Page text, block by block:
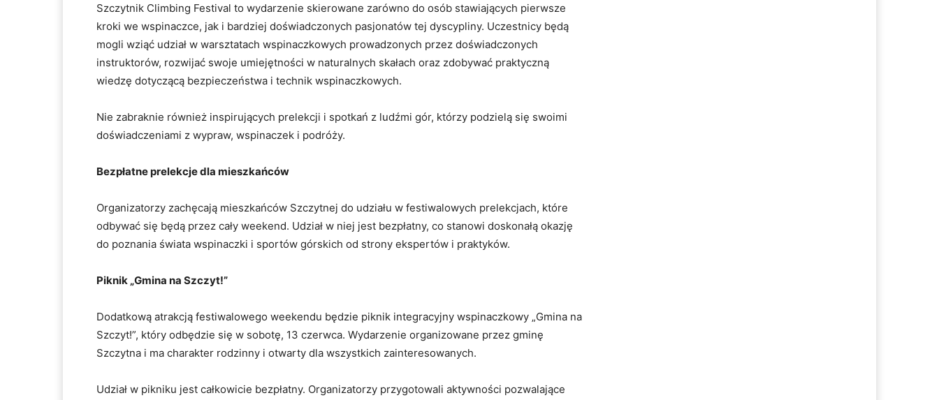
Szczytnik Climbing Festival to wydarzenie skierowane zarówno do osób stawiających pierwsze
kroki we wspinaczce, jak i bardziej doświadczonych pasjonatów tej dyscypliny. Uczestnicy będą
mogli wziąć udział w warsztatach wspinaczkowych prowadzonych przez doświadczonych
instruktorów, rozwijać swoje umiejętności w naturalnych skałach oraz zdobywać praktyczną
wiedzę dotyczącą bezpieczeństwa i technik wspinaczkowych.
Nie zabraknie również inspirujących prelekcji i spotkań z ludźmi gór, którzy podzielą się swoimi
doświadczeniami z wypraw, wspinaczek i podróży.
Bezpłatne prelekcje dla mieszkańców
Organizatorzy zachęcają mieszkańców Szczytnej do udziału w festiwalowych prelekcjach, które
odbywać się będą przez cały weekend. Udział w niej jest bezpłatny, co stanowi doskonałą okazję
do poznania świata wspinaczki i sportów górskich od strony ekspertów i praktyków.
Piknik „Gmina na Szczyt!”
Dodatkową atrakcją festiwalowego weekendu będzie piknik integracyjny wspinaczkowy „Gmina na
Szczyt!”, który odbędzie się w sobotę, 13 czerwca. Wydarzenie organizowane przez gminę
Szczytna i ma charakter rodzinny i otwarty dla wszystkich zainteresowanych.
Udział w pikniku jest całkowicie bezpłatny. Organizatorzy przygotowali aktywności pozwalające